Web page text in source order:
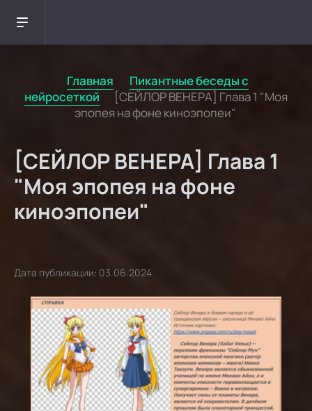
Главная
Пикантные беседы с
нейросеткой
[СЕЙЛОР ВЕНЕРА] Глава 1 "Моя
эпопея на фоне киноэпопеи"
[СЕЙЛОР ВЕНЕРА] Глава 1
"Моя эпопея на фоне
киноэпопеи"
Дата публикации: 03.06.2024